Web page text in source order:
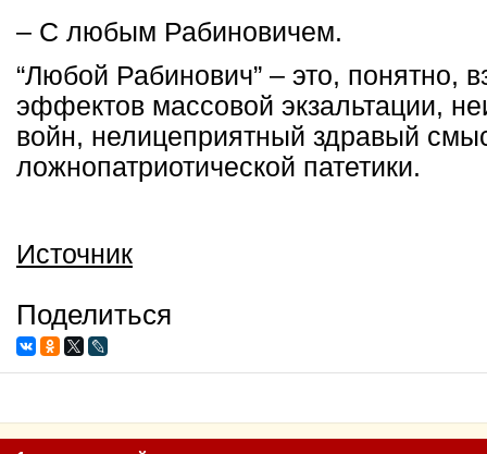
– С любым Рабиновичем.
“Любой Рабинович” – это, понятно,
эффектов массовой экзальтации,
войн, нелицеприятный здравый
ложнопатриотической патетики.
Источник
Поделиться